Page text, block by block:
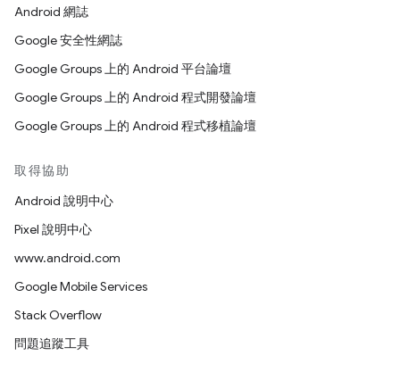
Android 網誌
Google 安全性網誌
Google Groups 上的 Android 平台論壇
Google Groups 上的 Android 程式開發論壇
Google Groups 上的 Android 程式移植論壇
取得協助
Android 說明中心
Pixel 說明中心
www.android.com
Google Mobile Services
Stack Overflow
問題追蹤工具